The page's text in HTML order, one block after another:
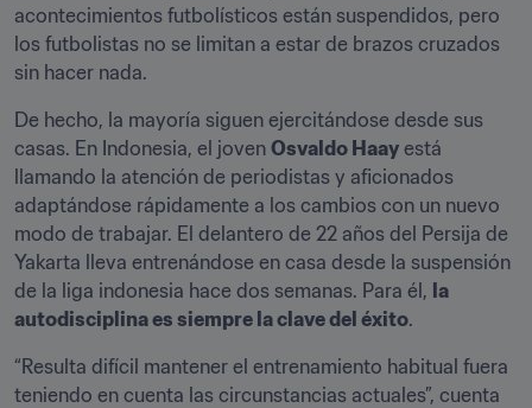
acontecimientos futbolísticos están suspendidos, pero
los futbolistas no se limitan a estar de brazos cruzados
sin hacer nada.
De hecho, la mayoría siguen ejercitándose desde sus
casas. En Indonesia, el joven Osvaldo Haay está
llamando la atención de periodistas y aficionados
adaptándose rápidamente a los cambios con un nuevo
modo de trabajar. El delantero de 22 años del Persija de
Yakarta lleva entrenándose en casa desde la suspensión
de la liga indonesia hace dos semanas. Para él, la
autodisciplina es siempre la clave del éxito.
“Resulta difícil mantener el entrenamiento habitual fuera
teniendo en cuenta las circunstancias actuales”, cuenta